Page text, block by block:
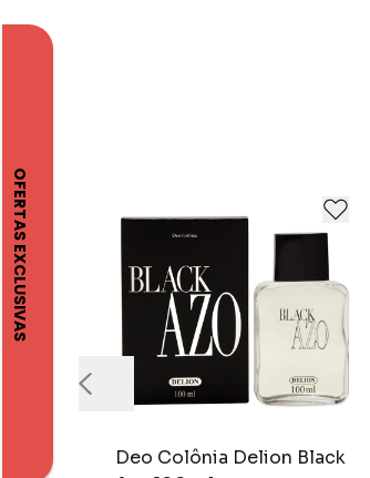
Deo Colônia Delion Black